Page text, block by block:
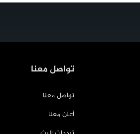
تواصل معنا
تواصل معنا
أعلن معنا